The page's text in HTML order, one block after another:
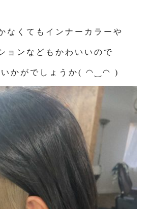
なくてもインナーカラーや
ョンなどもかわいいので
いかがでしょうか( ◠‿◠ )